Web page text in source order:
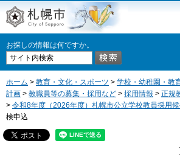
札幌市
お探しの情報は何ですか。
ホーム > 教育・文化・スポーツ > 学校・幼稚園・教
計画 > 教職員等の募集・採用など > 採用情報 > 正規
> 令和8年度（2026年度）札幌市公立学校教員採用
検申込